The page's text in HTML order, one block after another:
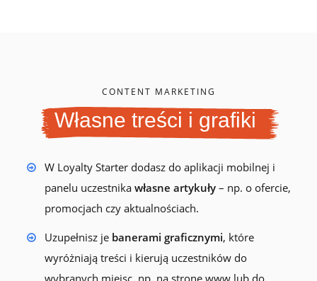
CONTENT MARKETING
Własne treści i grafiki
W Loyalty Starter dodasz do aplikacji mobilnej i
panelu uczestnika własne artykuły– np. o ofercie,
promocjach czy aktualnościach.
Uzupełnisz je banerami graficznymi, które
wyróżniają treści i kierują uczestników do
wybranych miejsc, np. na stronę www lub do